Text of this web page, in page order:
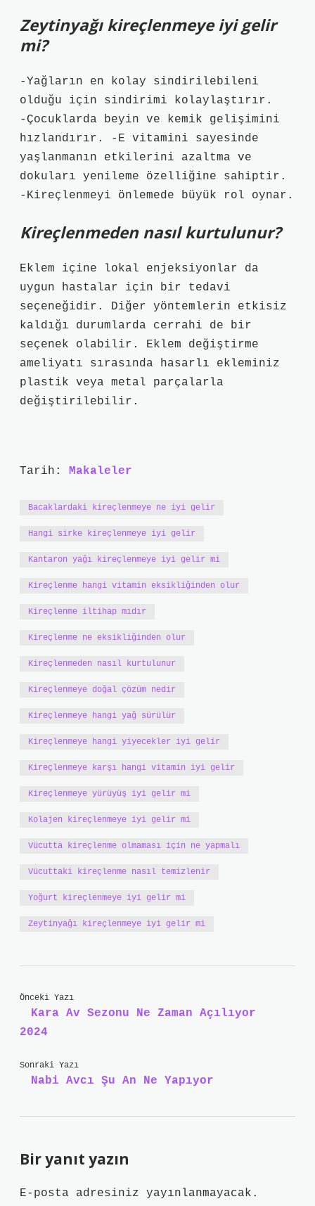
Zeytinyağı kireçlenmeye iyi gelir
mi?
-Yağların en kolay sindirilebileni
olduğu için sindirimi kolaylaştırır.
-Çocuklarda beyin ve kemik gelişimini
hızlandırır. -E vitamini sayesinde
yaşlanmanın etkilerini azaltma ve
dokuları yenileme özelliğine sahiptir.
-Kireçlenmeyi önlemede büyük rol oynar.
Kireçlenmeden nasıl kurtulunur?
Eklem içine lokal enjeksiyonlar da
uygun hastalar için bir tedavi
seçeneğidir. Diğer yöntemlerin etkisiz
kaldığı durumlarda cerrahi de bir
seçenek olabilir. Eklem değiştirme
ameliyatı sırasında hasarlı ekleminiz
plastik veya metal parçalarla
değiştirilebilir.
Tarih: Makaleler
Bacaklardaki kireçlenmeye ne iyi gelir
Hangi sirke kireçlenmeye iyi gelir
Kantaron yağı kireçlenmeye iyi gelir mi
Kireçlenme hangi vitamin eksikliğinden olur
Kireçlenme iltihap mıdır
Kireçlenme ne eksikliğinden olur
Kireçlenmeden nasıl kurtulunur
Kireçlenmeye doğal çözüm nedir
Kireçlenmeye hangi yağ sürülür
Kireçlenmeye hangi yiyecekler iyi gelir
Kireçlenmeye karşı hangi vitamin iyi gelir
Kireçlenmeye yürüyüş iyi gelir mi
Kolajen kireçlenmeye iyi gelir mi
Vücutta kireçlenme olmaması için ne yapmalı
Vücuttaki kireçlenme nasıl temizlenir
Yoğurt kireçlenmeye iyi gelir mi
Zeytinyağı kireçlenmeye iyi gelir mi
Önceki Yazı
Kara Av Sezonu Ne Zaman Açılıyor
2024
Sonraki Yazı
Nabi Avcı Şu An Ne Yapıyor
Bir yanıt yazın
E-posta adresiniz yayınlanmayacak.